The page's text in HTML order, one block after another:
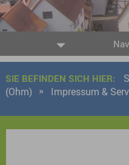
SIE BEFINDEN SICH HIER:
(Ohm)
Impressum &